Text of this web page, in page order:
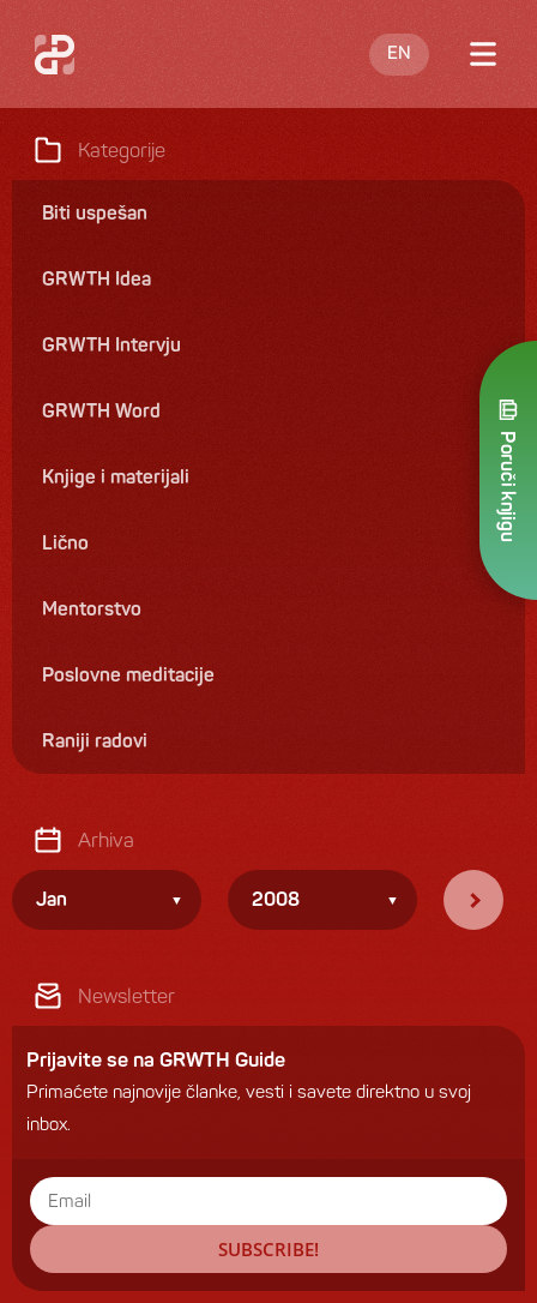
EN
O meni
Nastupi
Knjige
Ponuda
Kontakt
Poruči knjigu
Kategorije
Biti uspešan
GRWTH Idea
GRWTH Intervju
GRWTH Word
Knjige i materijali
Lično
Mentorstvo
Poslovne meditacije
Raniji radovi
Arhiva
Jan 2008
Newsletter
Prijavite se na GRWTH Guide
Primaćete najnovije članke, vesti i savete direktno u svoj
inbox.
SUBSCRIBE!